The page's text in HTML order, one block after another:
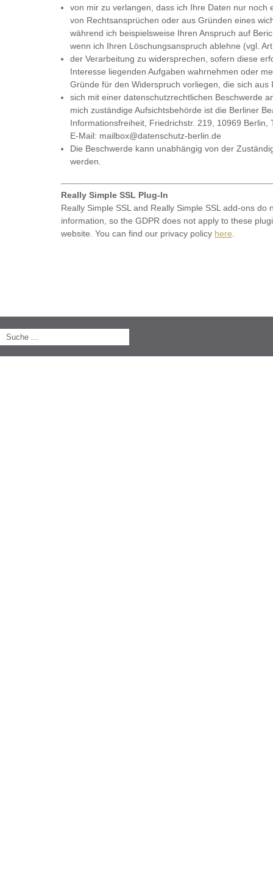
von mir zu verlangen, dass ich Ihre Daten nur noch
von Rechtsansprüchen oder aus Gründen eines
während ich beispielsweise Ihren Anspruch auf
wenn ich Ihren Löschungsanspruch ablehne (vgl.
der Verarbeitung zu widersprechen, sofern diese
Interesse liegenden Aufgaben wahrnehmen oder
Gründe für den Widerspruch vorliegen, die sich
sich mit einer datenschutzrechtlichen Beschwerde
mich zuständige Aufsichtsbehörde ist die Berliner
Informationsfreiheit, Friedrichstr. 219, 10969
E-Mail: mailbox@datenschutz-berlin.de
Die Beschwerde kann unabhängig von der
werden.
Really Simple SSL Plug-In
Really Simple SSL and Really Simple SSL add-ons
information, so the GDPR does not apply to these
website. You can find our privacy policy here